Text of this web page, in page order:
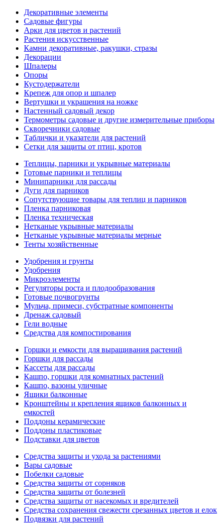
Декоративные элементы
Садовые фигуры
Арки для цветов и растений
Растения искусственные
Камни декоративные, ракушки, стразы
Декорации
Шпалеры
Опоры
Кустодержатели
Крепеж для опор и шпалер
Вертушки и украшения на ножке
Настенный садовый декор
Термометры садовые и другие измерительные приборы
Скворечники садовые
Таблички и указатели для растений
Сетки для защиты от птиц, кротов
Теплицы, парники и укрывные материалы
Готовые парники и теплицы
Минипарники для рассады
Дуги для парников
Сопутствующие товары для теплиц и парников
Пленка парниковая
Пленка техническая
Нетканые укрывные материалы
Нетканые укрывные материалы мерные
Тенты хозяйственные
Удобрения и грунты
Удобрения
Микроэлементы
Регуляторы роста и плодообразования
Готовые почвогрунты
Мульча, примеси, субстратные компоненты
Дренаж садовый
Гели водные
Средства для компостирования
Горшки и емкости для выращивания растений
Горшки для рассады
Кассеты для рассады
Кашпо, горшки для комнатных растений
Кашпо, вазоны уличные
Ящики балконные
Кронштейны и крепления ящиков балконных и
емкостей
Поддоны керамические
Поддоны пластиковые
Подставки для цветов
Средства защиты и ухода за растениями
Вары садовые
Побелки садовые
Средства защиты от сорняков
Средства защиты от болезней
Средства защиты от насекомых и вредителей
Средства сохранения свежести срезанных цветов и елок
Подвязки для растений